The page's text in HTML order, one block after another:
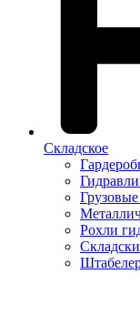
Складское
Рохли